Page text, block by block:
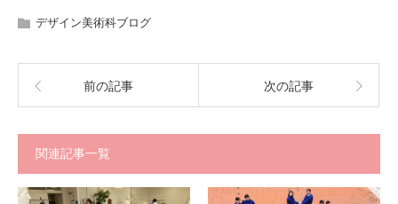
デザイン美術科ブログ
前の記事 次の記事
関連記事一覧